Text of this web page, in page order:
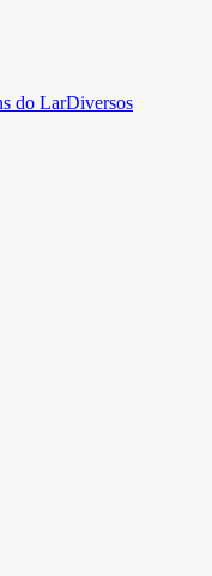
do LarDiversos